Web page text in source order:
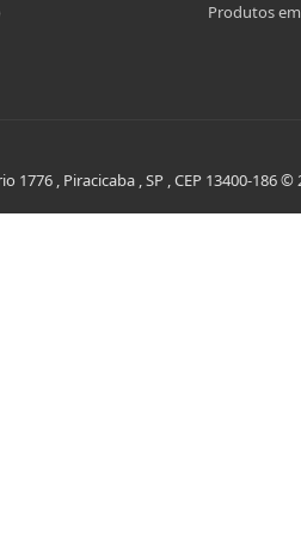
Produtos
1776 , Piracicaba , SP , CEP 13400-186 ©